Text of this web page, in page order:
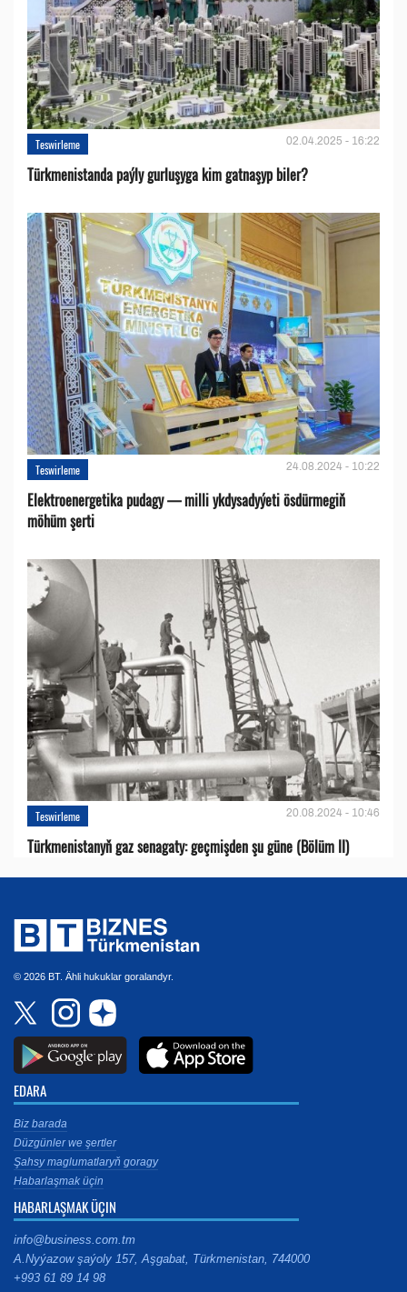
Teswirleme 02.04.2025 - 16:22
Türkmenistanda paýly gurluşyga kim gatnaşyp biler?
Teswirleme 24.08.2024 - 10:22
Elektroenergetika pudagy — milli ykdysadyýeti ösdürmegiň
möhüm şerti
Teswirleme 20.08.2024 - 10:46
Türkmenistanyň gaz senagaty: geçmişden şu güne (Bölüm II)
© 2026 BT. Ähli hukuklar goralandyr.
EDARA
Biz barada
Düzgünler we şertler
Şahsy maglumatlaryň goragy
Habarlaşmak üçin
HABARLAŞMAK ÜÇIN
info@business.com.tm
A.Nyýazow şaýoly 157, Aşgabat, Türkmenistan, 744000
+993 61 89 14 98